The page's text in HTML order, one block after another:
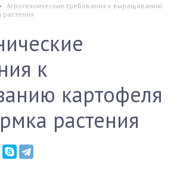
Агротехнические требования к выращиванию
к
картофеля
растения